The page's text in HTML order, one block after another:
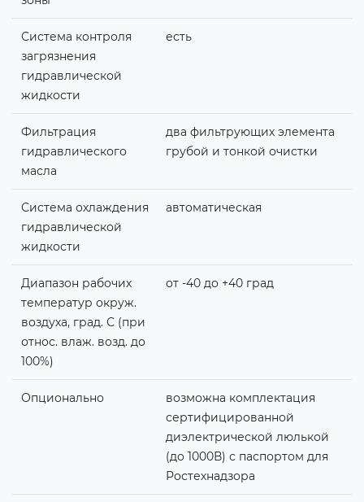
Система контроля
загрязнения
гидравлической
жидкости
есть
Фильтрация
гидравлического
масла
два фильтрующих элемента
грубой и тонкой очистки
Система охлаждения
гидравлической
жидкости
автоматическая
Диапазон рабочих
температур окруж.
воздуха, град. С (при
относ. влаж. возд. до
100%)
от -40 до +40 град
Опционально
возможна комплектация
сертифицированной
диэлектрической люлькой
(до 1000В) с паспортом для
Ростехнадзора